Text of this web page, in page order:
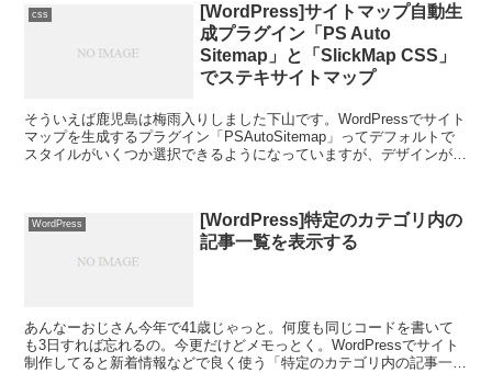
css
[WordPress]サイトマップ自動生
成プラグイン「PS Auto
Sitemap」と「SlickMap CSS」
でステキサイトマップ
そういえば鹿児島は梅雨入りしました下山です。WordPressでサイト
マップを生成するプラグイン「PSAutoSitemap」ってデフォルトで
スタイルがいくつか選択できるようになっていますが、デザインがス
WordPress
[WordPress]特定のカテゴリ内の
記事一覧を表示する
あんなーおじさん今年で41歳じゃっと。何度も同じコードを書いて
も3日すれば忘れるの。今更だけどメモっとく。WordPressでサイト
制作してると新着情報などで良く使う「特定のカテゴリ内の記事一覧